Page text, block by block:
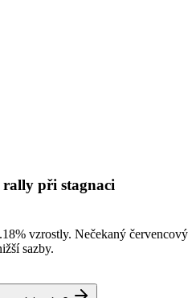
rally při stagnaci
vzrostly. Nečekaný červencový
sazby.